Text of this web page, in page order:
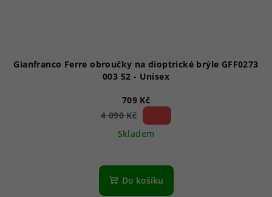
Gianfranco Ferre obroučky na dioptrické brýle GFF0273
003 52 - Unisex
709 Kč
4 090 Kč
Skladem
Do košíku